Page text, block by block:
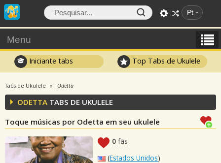
Pt
Menu
Iniciante tabs Top Tabs de Ukulele
Tabs de Ukulele Odetta
ODETTA TABS DE UKULELE
Toque músicas por Odetta em seu ukulele
0 fãs
(Estados Unidos)